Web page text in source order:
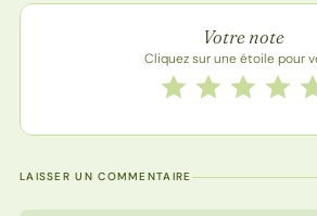
Note de la recette
Votre note
Cliquez sur une étoile pour
Notez cette 4
3 étoiles
2 étoiles
1 étoile
LAISSER UN COMMENTAIRE